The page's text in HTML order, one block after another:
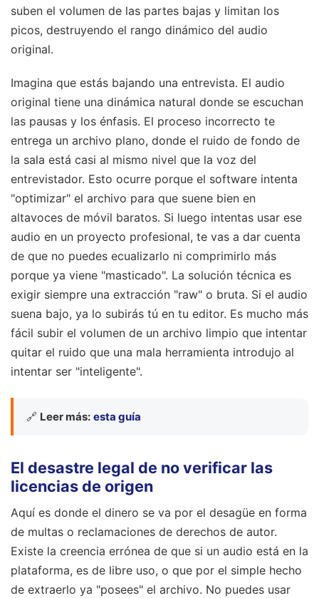
suben el volumen de las partes bajas y limitan los
picos, destruyendo el rango dinámico del audio
original.
Imagina que estás bajando una entrevista. El audio
original tiene una dinámica natural donde se escuchan
las pausas y los énfasis. El proceso incorrecto te
entrega un archivo plano, donde el ruido de fondo de
la sala está casi al mismo nivel que la voz del
entrevistador. Esto ocurre porque el software intenta
"optimizar" el archivo para que suene bien en
altavoces de móvil baratos. Si luego intentas usar ese
audio en un proyecto profesional, te vas a dar cuenta
de que no puedes ecualizarlo ni comprimirlo más
porque ya viene "masticado". La solución técnica es
exigir siempre una extracción "raw" o bruta. Si el audio
suena bajo, ya lo subirás tú en tu editor. Es mucho más
fácil subir el volumen de un archivo limpio que intentar
quitar el ruido que una mala herramienta introdujo al
intentar ser "inteligente".
🔗 Leer más: esta guía
El desastre legal de no verificar las
licencias de origen
Aquí es donde el dinero se va por el desagüe en forma
de multas o reclamaciones de derechos de autor.
Existe la creencia errónea de que si un audio está en la
plataforma, es de libre uso, o que por el simple hecho
de extraerlo ya "posees" el archivo. No puedes usar